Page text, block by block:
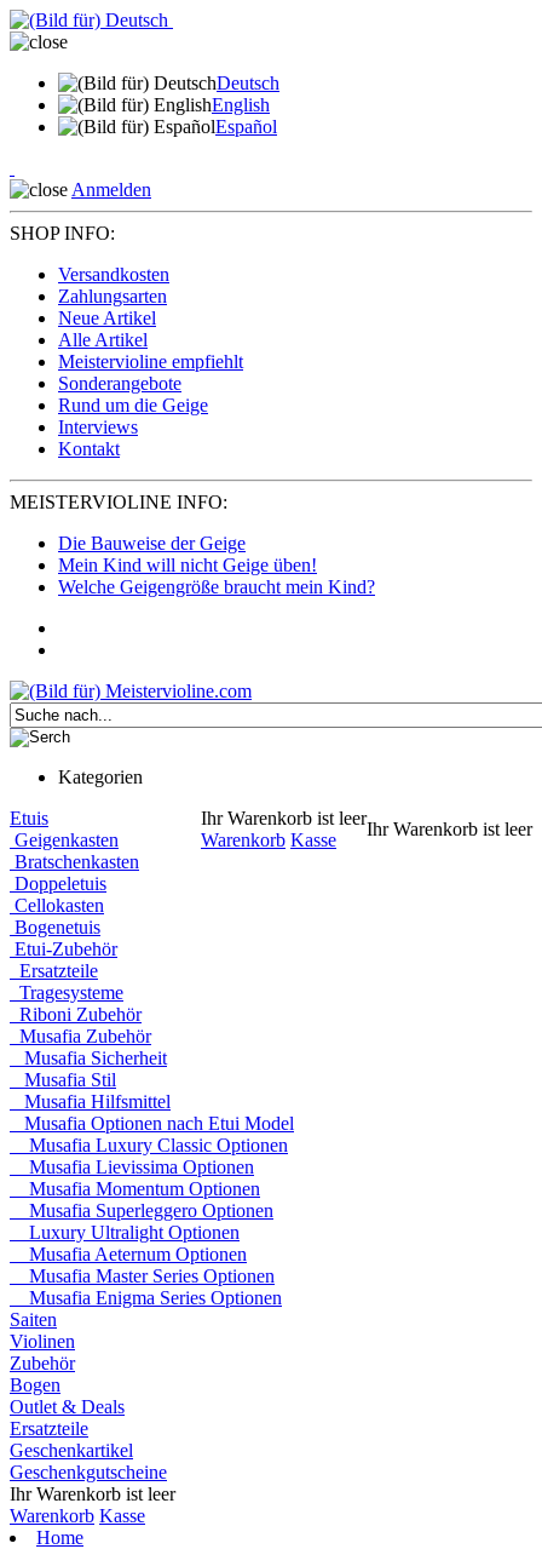
Deutsch
English
Español
Anmelden
SHOP INFO:
Versandkosten
Zahlungsarten
Neue Artikel
Alle Artikel
Meistervioline empfiehlt
Sonderangebote
Rund um die Geige
Interviews
Kontakt
MEISTERVIOLINE INFO:
Die Bauweise der Geige
Mein Kind will nicht Geige üben!
Welche Geigengröße braucht mein Kind?
Kategorien
Ihr Warenkorb ist leer
Warenkorb Kasse
Ihr Warenkorb ist leer
Etuis
Geigenkasten
Bratschenkasten
Doppeletuis
Cellokasten
Bogenetuis
Etui-Zubehör
Ersatzteile
Tragesysteme
Riboni Zubehör
Musafia Zubehör
Musafia Sicherheit
Musafia Stil
Musafia Hilfsmittel
Musafia Optionen nach Etui Model
Musafia Luxury Classic Optionen
Musafia Lievissima Optionen
Musafia Momentum Optionen
Musafia Superleggero Optionen
Luxury Ultralight Optionen
Musafia Aeternum Optionen
Musafia Master Series Optionen
Musafia Enigma Series Optionen
Saiten
Violinen
Zubehör
Bogen
Outlet & Deals
Ersatzteile
Geschenkartikel
Geschenkgutscheine
Ihr Warenkorb ist leer
Warenkorb Kasse
Home